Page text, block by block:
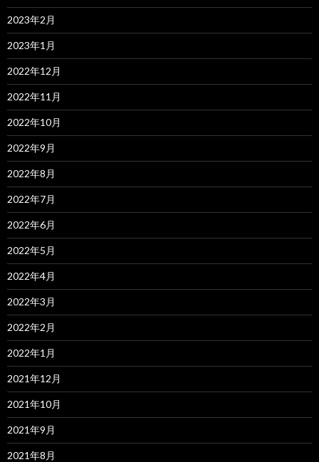
2023年2月
2023年1月
2022年12月
2022年11月
2022年10月
2022年9月
2022年8月
2022年7月
2022年6月
2022年5月
2022年4月
2022年3月
2022年2月
2022年1月
2021年12月
2021年10月
2021年9月
2021年8月